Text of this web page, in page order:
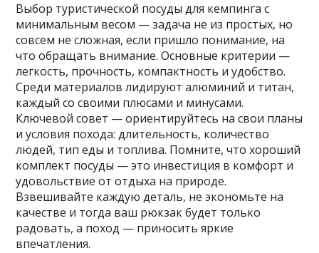
Выбор туристической посуды для кемпинга с
минимальным весом — задача не из простых, но
совсем не сложная, если пришло понимание, на
что обращать внимание. Основные критерии —
легкость, прочность, компактность и удобство.
Среди материалов лидируют алюминий и титан,
каждый со своими плюсами и минусами.
Ключевой совет — ориентируйтесь на свои планы
и условия похода: длительность, количество
людей, тип еды и топлива. Помните, что хороший
комплект посуды — это инвестиция в комфорт и
удовольствие от отдыха на природе.
Взвешивайте каждую деталь, не экономьте на
качестве и тогда ваш рюкзак будет только
радовать, а поход — приносить яркие
впечатления.